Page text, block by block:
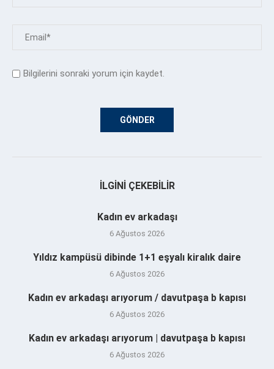
Bilgilerini sonraki yorum için kaydet.
İLGINI ÇEKEBILIR
Kadın ev arkadaşı
6 Ağustos 2026
Yıldız kampüsü dibinde 1+1 eşyalı kiralık daire
6 Ağustos 2026
Kadın ev arkadaşı arıyorum / davutpaşa b kapısı
6 Ağustos 2026
Kadın ev arkadaşı arıyorum | davutpaşa b kapısı
6 Ağustos 2026